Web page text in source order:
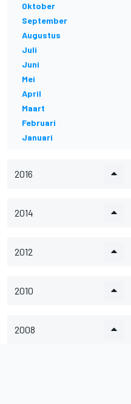
Oktober
September
Augustus
Juli
Juni
Mei
April
Maart
Februari
Januari
2016
2014
2012
2010
2008